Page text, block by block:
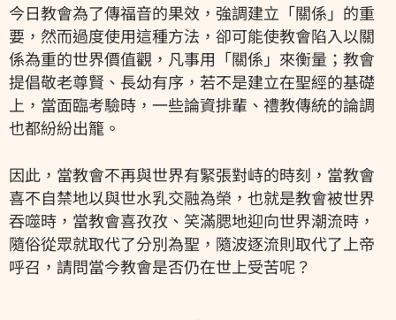
今日教會為了傳福音的果效，強調建立「關係」的重
要，然而過度使用這種方法，卻可能使教會陷入以關
係為重的世界價值觀，凡事用「關係」來衡量；教會
提倡敬老尊賢、長幼有序，若不是建立在聖經的基礎
上，當面臨考驗時，一些論資排輩、禮教傳統的論調
也都紛紛出籠。
因此，當教會不再與世界有緊張對峙的時刻，當教會
喜不自禁地以與世水乳交融為榮，也就是教會被世界
吞噬時，當教會喜孜孜、笑滿腮地迎向世界潮流時，
隨俗從眾就取代了分別為聖，隨波逐流則取代了上帝
呼召，請問當今教會是否仍在世上受苦呢？